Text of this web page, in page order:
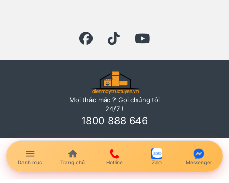
Mọi thắc mắc ? Gọi chúng tôi
24/7 !
1800 888 646
Trang chủ
Danh mục Hotline Zalo Messenger